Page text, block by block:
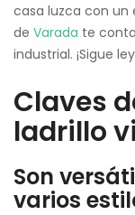
casa luzca con un
de Varada te
industrial. ¡Sigue
Claves
ladrillo
Son
varios